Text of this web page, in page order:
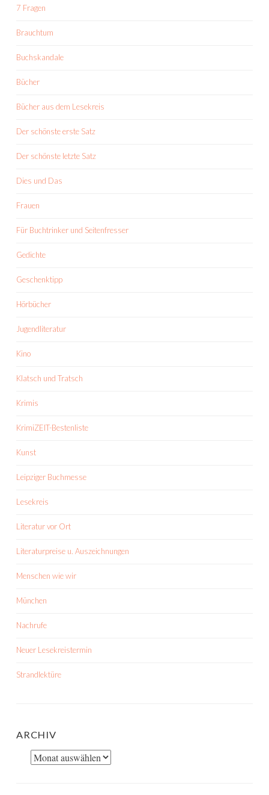
7 Fragen
Brauchtum
Buchskandale
Bücher
Bücher aus dem Lesekreis
Der schönste erste Satz
Der schönste letzte Satz
Dies und Das
Frauen
Für Buchtrinker und Seitenfresser
Gedichte
Geschenktipp
Hörbücher
Jugendliteratur
Kino
Klatsch und Tratsch
Krimis
KrimiZEIT-Bestenliste
Kunst
Leipziger Buchmesse
Lesekreis
Literatur vor Ort
Literaturpreise u. Auszeichnungen
Menschen wie wir
München
Nachrufe
Neuer Lesekreistermin
Strandlektüre
ARCHIV
Archiv